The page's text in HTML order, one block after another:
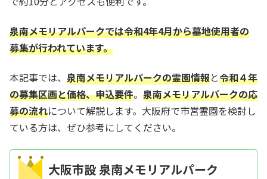
泉南メモリアルパークでは令和4年4月から墓地使用者の
募集が行われています。
本記事では、 泉南メモリアルパークの霊園情報と令和４年
の募集区画と価格、申込要件。 泉南メモリアルパークの応
募の流れについて解説します。大阪府で市営霊園を検討し
ている方は、ぜひ参考にしてください。
大阪市設 泉南メモリアルパーク